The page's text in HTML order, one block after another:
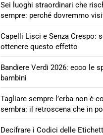
Sei luoghi straordinari che
sempre: perché dovremmo
Capelli Lisci e Senza Crespo:
ottenere questo effetto
Bandiere Verdi 2026: ecco le
bambini
Tagliare sempre l’erba non è
sembra: il retroscena che in
Decifrare i Codici delle